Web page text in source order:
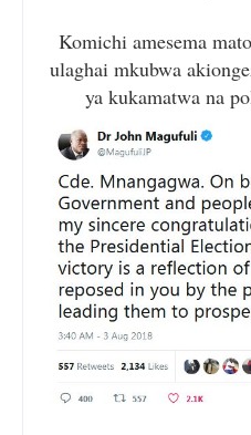
Komichi amesema
ulaghai mkubwa
ya kukamatwa na